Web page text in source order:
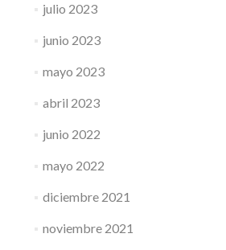
julio 2023
junio 2023
mayo 2023
abril 2023
junio 2022
mayo 2022
diciembre 2021
noviembre 2021